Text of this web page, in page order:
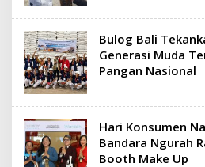
Bulog Bali
Generasi Muda
Pangan Nasional
Hari Konsumen
Bandara Ngurah
Booth Make Up